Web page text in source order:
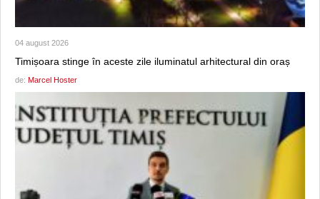
04 august 2026
Timișoara stinge în aceste zile iluminatul arhitectural din oraș
de: Marcel Hoster